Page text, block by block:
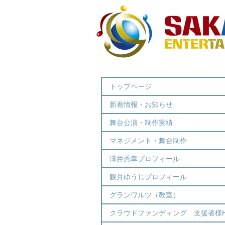
トップページ
新着情報・お知らせ
舞台公演・制作実績
マネジメント・舞台制作
澤井秀幸プロフィール
観月ゆうじプロフィール
グランワルツ（教室）
クラウドファンディング 支援者様